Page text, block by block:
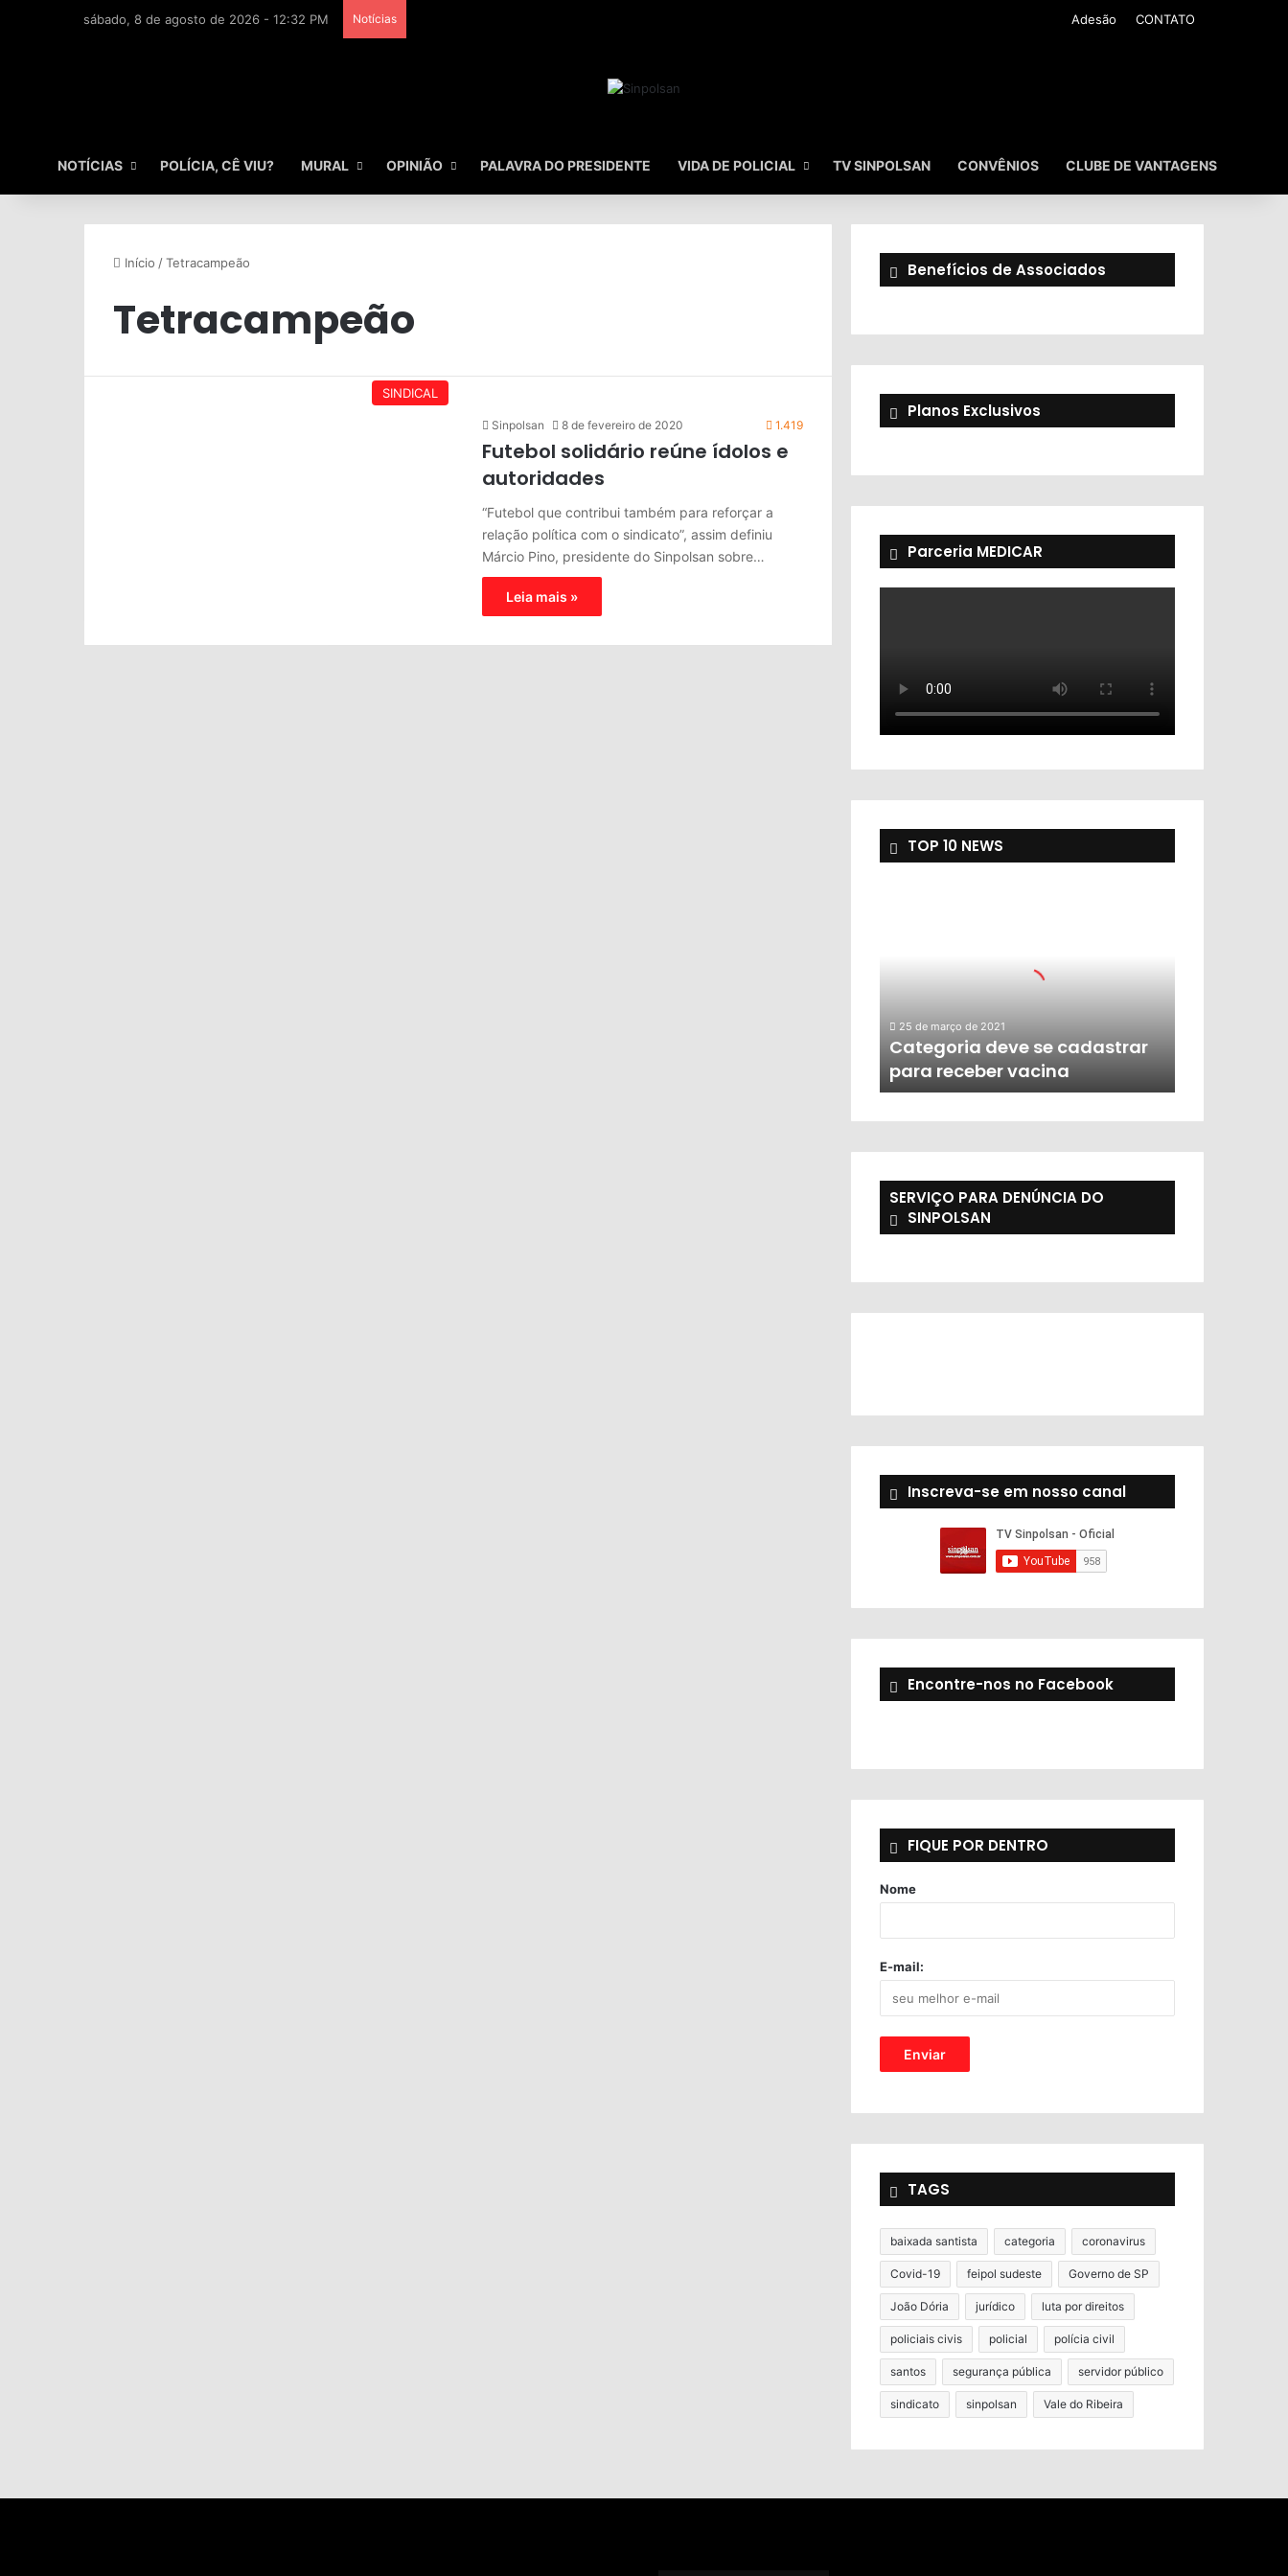
sábado, 8 de agosto de 2026 - 12:32 PM Notícias Adesão CONTATO
NOTÍCIAS POLÍCIA, CÊ VIU? MURAL OPINIÃO PALAVRA DO PRESIDENTE VIDA DE POLICIAL TV SINPOLSAN CONVÊNIOS CLUBE DE VANTAGENS
Início /Tetracampeão
Tetracampeão
SINDICAL
Sinpolsan 8 de fevereiro de 2020 1.419
Futebol solidário reúne ídolos e
autoridades
“Futebol que contribui também para reforçar a
relação política com o sindicato”, assim definiu
Márcio Pino, presidente do Sinpolsan sobre…
Leia mais »
Benefícios de Associados
Planos Exclusivos
Parceria MEDICAR
TOP 10 NEWS
25 de março de 2021
Categoria deve se cadastrar
para receber vacina
SERVIÇO PARA DENÚNCIA DO
SINPOLSAN
Inscreva-se em nosso canal
Encontre-nos no Facebook
FIQUE POR DENTRO
Nome
E-mail:
TAGS
baixada santista categoria coronavirus
Covid-19 feipol sudeste Governo de SP
João Dória jurídico luta por direitos
policiais civis policial polícia civil
santos segurança pública servidor público
sindicato sinpolsan Vale do Ribeira